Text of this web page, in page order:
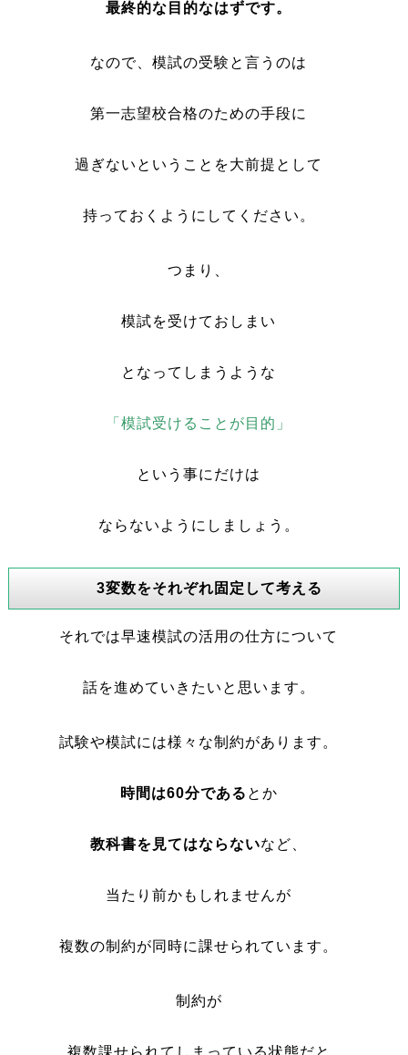
最終的な目的なはずです。
なので、模試の受験と言うのは
第一志望校合格のための手段に
過ぎないということを大前提として
持っておくようにしてください。
つまり、
模試を受けておしまい
となってしまうような
「模試受けることが目的」
という事にだけは
ならないようにしましょう。
3変数をそれぞれ固定して考える
それでは早速模試の活用の仕方について
話を進めていきたいと思います。
試験や模試には様々な制約があります。
時間は60分である とか
教科書を見てはならないなど、
当たり前かもしれませんが
複数の制約が同時に課せられています。
制約が
複数課せられてしまっている状態だと